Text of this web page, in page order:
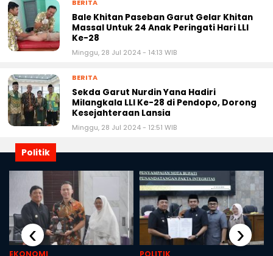
BERITA
Bale Khitan Paseban Garut Gelar Khitan
Massal Untuk 24 Anak Peringati Hari LLI
Ke-28
Minggu, 28 Jul 2024 - 14:13 WIB
BERITA
Sekda Garut Nurdin Yana Hadiri
Milangkala LLI Ke-28 di Pendopo, Dorong
Kesejahteraan Lansia
Minggu, 28 Jul 2024 - 12:51 WIB
Politik
‹ ›